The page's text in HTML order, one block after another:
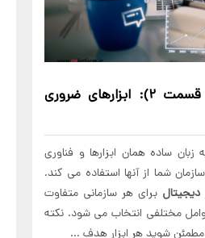
2): ابزارهای ضروری
زبان ساده همان ابزارها و فناوری
شما از آنها استفاده می کند.
برای هر سازمانی متفاوت
مختلفی انتخاب می شود. نکته
شوید هر ابزار هدف ...